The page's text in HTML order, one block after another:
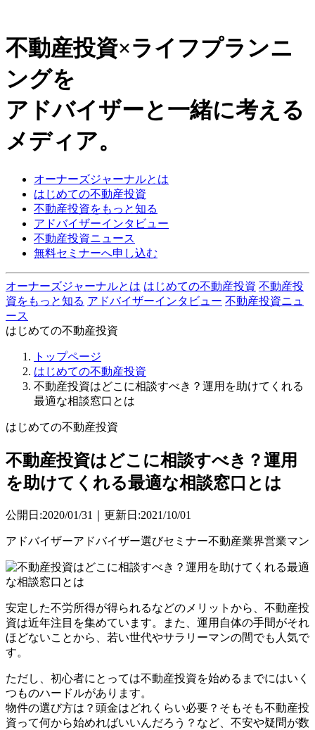
不動産投資×ライフプランニ
ングを
アドバイザーと一緒に考える
メディア。
オーナーズジャーナルとは
はじめての不動産投資
不動産投資をもっと知る
アドバイザーインタビュー
不動産投資ニュース
無料セミナーへ申し込む
オーナーズジャーナルとは はじめての不動産投資 不動産投
資をもっと知る アドバイザーインタビュー 不動産投資ニュ
ース
はじめての不動産投資
トップページ
はじめての不動産投資
不動産投資はどこに相談すべき？運用を助けてくれる
最適な相談窓口とは
はじめての不動産投資
不動産投資はどこに相談すべき？運用
を助けてくれる最適な相談窓口とは
公開日:2020/01/31｜更新日:2021/10/01
アドバイザーアドバイザー選びセミナー不動産業界営業マン
安定した不労所得が得られるなどのメリットから、不動産投
資は近年注目を集めています。また、運用自体の手間がそれ
ほどないことから、若い世代やサラリーマンの間でも人気で
す。
ただし、初心者にとっては不動産投資を始めるまでにはいく
つものハードルがあります。
物件の選び方は？頭金はどれくらい必要？そもそも不動産投
資って何から始めればいいんだろう？など、不安や疑問が数